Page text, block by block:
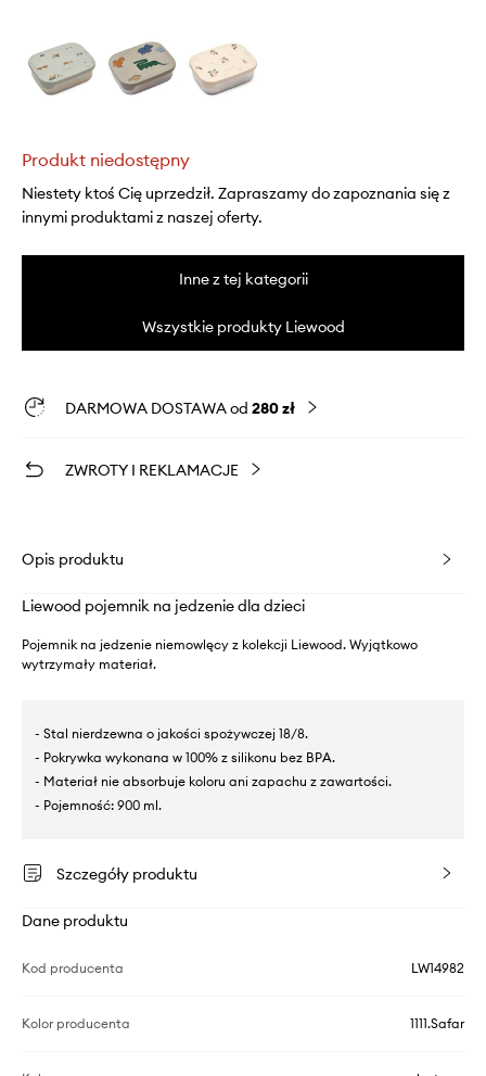
Produkt niedostępny
Niestety ktoś Cię uprzedził. Zapraszamy do zapoznania się z
innymi produktami z naszej oferty.
Inne z tej kategorii
Wszystkie produkty Liewood
DARMOWA DOSTAWA od 280 zł
ZWROTY I REKLAMACJE
Opis produktu
Liewood pojemnik na jedzenie dla dzieci
Pojemnik na jedzenie niemowlęcy z kolekcji Liewood. Wyjątkowo
wytrzymały materiał.
- Stal nierdzewna o jakości spożywczej 18/8.
- Pokrywka wykonana w 100% z silikonu bez BPA.
- Materiał nie absorbuje koloru ani zapachu z zawartości.
- Pojemność: 900 ml.
Szczegóły produktu
Dane produktu
Kod producenta LW14982
Kolor producenta 1111.Safar